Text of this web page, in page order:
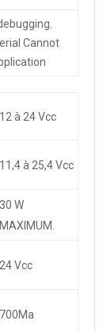
Cannot
12 à 24 Vcc
11,4 à 25,4 Vcc
30 W
MAXIMUM.
24 Vcc
700Ma